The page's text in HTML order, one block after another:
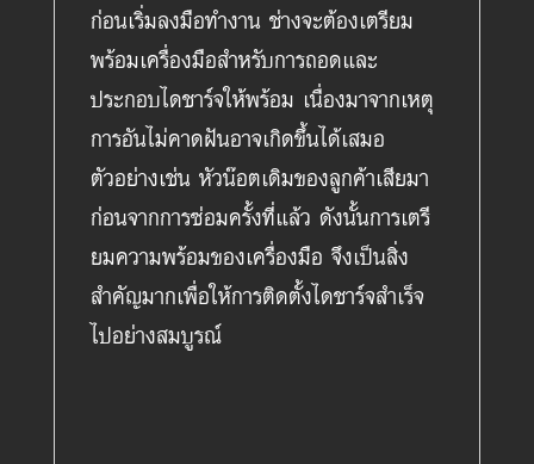
ก่อนเริ่มลงมือทำงาน ช่างจะต้องเตรียม
พร้อมเครื่องมือสำหรับการถอดและ
ประกอบไดชาร์จให้พร้อม เนื่องมาจากเหตุ
การอันไม่คาดฝันอาจเกิดขึ้นได้เสมอ
ตัวอย่างเช่น หัวน๊อตเดิมของลูกค้าเสียมา
ก่อนจากการซ่อมครั้งที่แล้ว ดังนั้นการเตรี
ยมความพร้อมของเครื่องมือ จึงเป็นสิ่ง
สำคัญมากเพื่อให้การติดตั้งไดชาร์จสำเร็จ
ไปอย่างสมบูรณ์